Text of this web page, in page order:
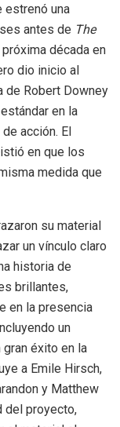
estrenó una
antes de The
década en
dio inicio al
de Robert Downey
en la
acción. El
en que los
medida que
su material
un vínculo claro
historia de
brillantes,
en la presencia
un
éxito en la
a Emile Hirsch,
y Matthew
del proyecto,